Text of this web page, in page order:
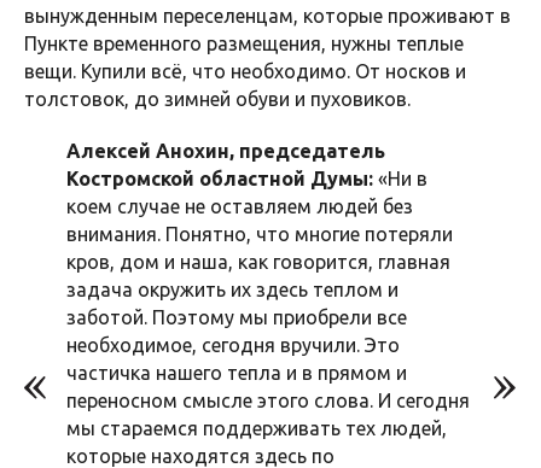
вынужденным переселенцам, которые проживают в
Пункте временного размещения, нужны теплые
вещи. Купили всё, что необходимо. От носков и
толстовок, до зимней обуви и пуховиков.
Алексей Анохин, председатель
Костромской областной Думы: «Ни в
коем случае не оставляем людей без
внимания. Понятно, что многие потеряли
кров, дом и наша, как говорится, главная
задача окружить их здесь теплом и
заботой. Поэтому мы приобрели все
необходимое, сегодня вручили. Это
частичка нашего тепла и в прямом и
переносном смысле этого слова. И сегодня
мы стараемся поддерживать тех людей,
которые находятся здесь по